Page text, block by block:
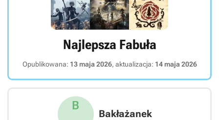
Najlepsza Fabuła
Opublikowana: 13 maja 2026, aktualizacja: 14 maja 2026
B
Bakłażanek